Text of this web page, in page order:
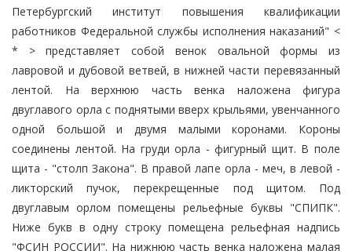
Петербургский институт повышения квалификации
работников Федеральной службы исполнения наказаний" <
* > представляет собой венок овальной формы из
лавровой и дубовой ветвей, в нижней части перевязанный
лентой. На верхнюю часть венка наложена фигура
двуглавого орла с поднятыми вверх крыльями, увенчанного
одной большой и двумя малыми коронами. Короны
соединены лентой. На груди орла - фигурный щит. В поле
щита - "столп Закона". В правой лапе орла - меч, в левой -
ликторский пучок, перекрещенные под щитом. Под
двуглавым орлом помещены рельефные буквы "СПИПК".
Ниже букв в одну строку помещена рельефная надпись
"ФСИН РОССИИ". На нижнюю часть венка наложена малая